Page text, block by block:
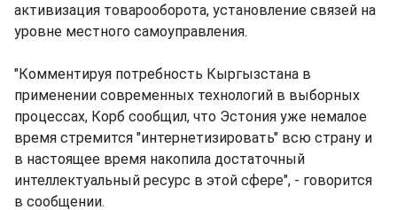
активизация товарооборота, установление связей на
уровне местного самоуправления.
"Комментируя потребность Кыргызстана в
применении современных технологий в выборных
процессах, Корб сообщил, что Эстония уже немалое
время стремится "интернетизировать" всю страну и
в настоящее время накопила достаточный
интеллектуальный ресурс в этой сфере", - говорится
в сообщении.